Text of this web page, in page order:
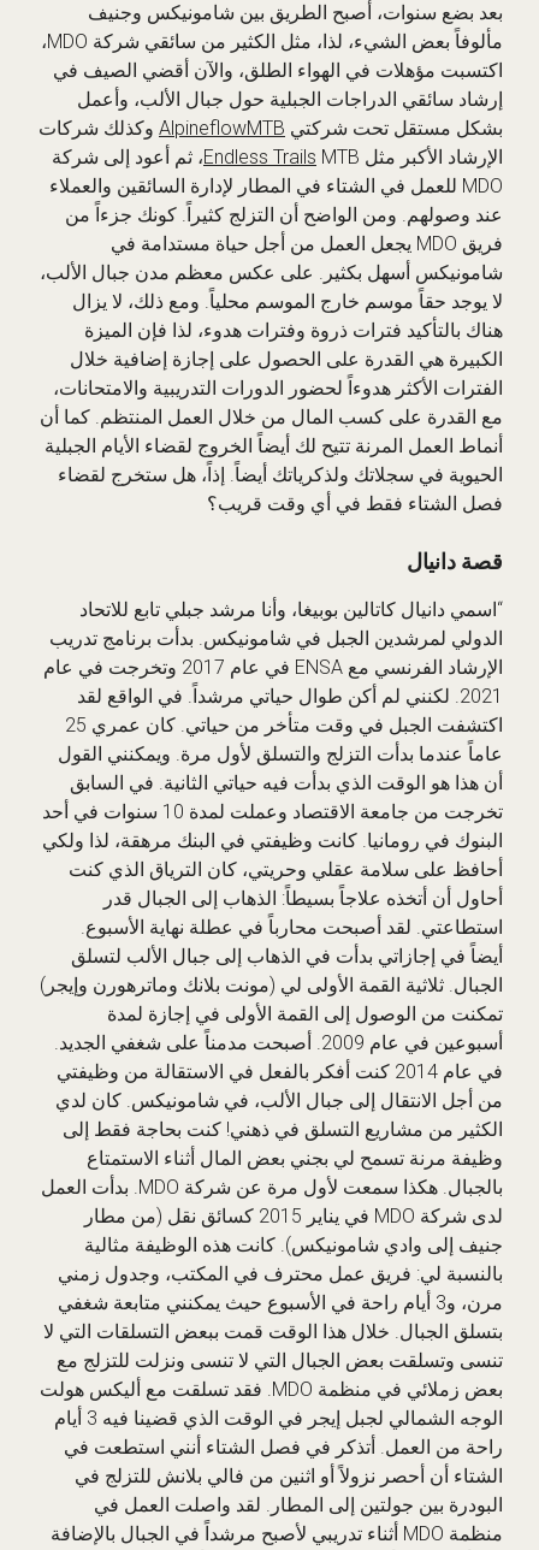
بعد بضع سنوات، أصبح الطريق بين شامونيكس وجنيف
مألوفاً بعض الشيء، لذا، مثل الكثير من سائقي شركة MDO،
اكتسبت مؤهلات في الهواء الطلق، والآن أقضي الصيف في
إرشاد سائقي الدراجات الجبلية حول جبال الألب، وأعمل
بشكل مستقل تحت شركتي AlpineflowMTB وكذلك شركات
الإرشاد الأكبر مثل
Endless TrailsMTB، ثم أعود إلى شركة
MDO للعمل في الشتاء في المطار لإدارة السائقين والعملاء
عند وصولهم. ومن الواضح أن التزلج كثيراً. كونك جزءاً من
فريق MDO يجعل العمل من أجل حياة مستدامة في
شامونيكس أسهل بكثير. على عكس معظم مدن جبال الألب،
لا يوجد حقاً موسم خارج الموسم محلياً. ومع ذلك، لا يزال
هناك بالتأكيد فترات ذروة وفترات هدوء، لذا فإن الميزة
الكبيرة هي القدرة على الحصول على إجازة إضافية خلال
الفترات الأكثر هدوءاً لحضور الدورات التدريبية والامتحانات،
مع القدرة على كسب المال من خلال العمل المنتظم. كما أن
أنماط العمل المرنة تتيح لك أيضاً الخروج لقضاء الأيام الجبلية
الحيوية في سجلاتك ولذكرياتك أيضاً. إذاً، هل ستخرج لقضاء
فصل الشتاء فقط في أي وقت قريب؟
قصة دانيال
“اسمي دانيال كاتالين بوبيغا، وأنا مرشد جبلي تابع للاتحاد
الدولي لمرشدين الجبل في شامونيكس. بدأت برنامج تدريب
الإرشاد الفرنسي مع ENSA في عام 2017 وتخرجت في عام
2021. لكنني لم أكن طوال حياتي مرشداً. في الواقع لقد
اكتشفت الجبل في وقت متأخر من حياتي. كان عمري 25
عاماً عندما بدأت التزلج والتسلق لأول مرة. ويمكنني القول
أن هذا هو الوقت الذي بدأت فيه حياتي الثانية. في السابق
تخرجت من جامعة الاقتصاد وعملت لمدة 10 سنوات في أحد
البنوك في رومانيا. كانت وظيفتي في البنك مرهقة، لذا ولكي
أحافظ على سلامة عقلي وحريتي، كان الترياق الذي كنت
أحاول أن أتخذه علاجاً بسيطاً: الذهاب إلى الجبال قدر
استطاعتي. لقد أصبحت محارباً في عطلة نهاية الأسبوع.
أيضاً في إجازاتي بدأت في الذهاب إلى جبال الألب لتسلق
الجبال. ثلاثية القمة الأولى لي (مونت بلانك وماترهورن وإيجر)
تمكنت من الوصول إلى القمة الأولى في إجازة لمدة
أسبوعين في عام 2009. أصبحت مدمناً على شغفي الجديد.
في عام 2014 كنت أفكر بالفعل في الاستقالة من وظيفتي
من أجل الانتقال إلى جبال الألب، في شامونيكس. كان لدي
الكثير من مشاريع التسلق في ذهني! كنت بحاجة فقط إلى
وظيفة مرنة تسمح لي بجني بعض المال أثناء الاستمتاع
بالجبال. هكذا سمعت لأول مرة عن شركة MDO. بدأت العمل
لدى شركة MDO في يناير 2015 كسائق نقل (من مطار
جنيف إلى وادي شامونيكس). كانت هذه الوظيفة مثالية
بالنسبة لي: فريق عمل محترف في المكتب، وجدول زمني
مرن، و3 أيام راحة في الأسبوع حيث يمكنني متابعة شغفي
بتسلق الجبال. خلال هذا الوقت قمت ببعض التسلقات التي لا
تنسى وتسلقت بعض الجبال التي لا تنسى ونزلت للتزلج مع
بعض زملائي في منظمة MDO. فقد تسلقت مع أليكس هولت
الوجه الشمالي لجبل إيجر في الوقت الذي قضينا فيه 3 أيام
راحة من العمل. أتذكر في فصل الشتاء أنني استطعت في
الشتاء أن أحصر نزولاً أو اثنين من فالي بلانش للتزلج في
البودرة بين جولتين إلى المطار. لقد واصلت العمل في
منظمة MDO أثناء تدريبي لأصبح مرشداً في الجبال بالإضافة